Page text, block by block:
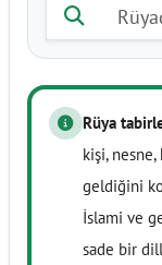
Rüya
kişi,
geldiğini
İslami ve
sade bir